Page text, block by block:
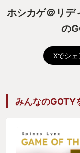
ホシカゲ＠リデ
の
Xでシェ
みんなのGOTY